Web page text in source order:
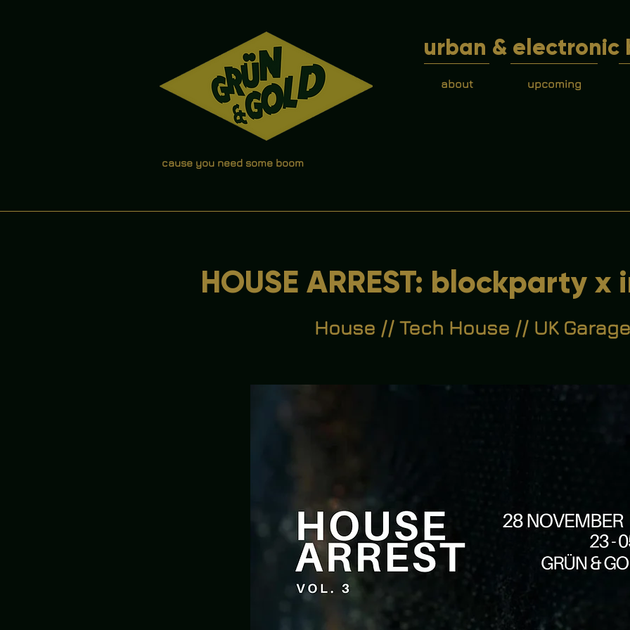
urban & electronic
about upcoming
cause you need some boom
HOUSE ARREST: blockparty x
House // Tech House // UK Garage